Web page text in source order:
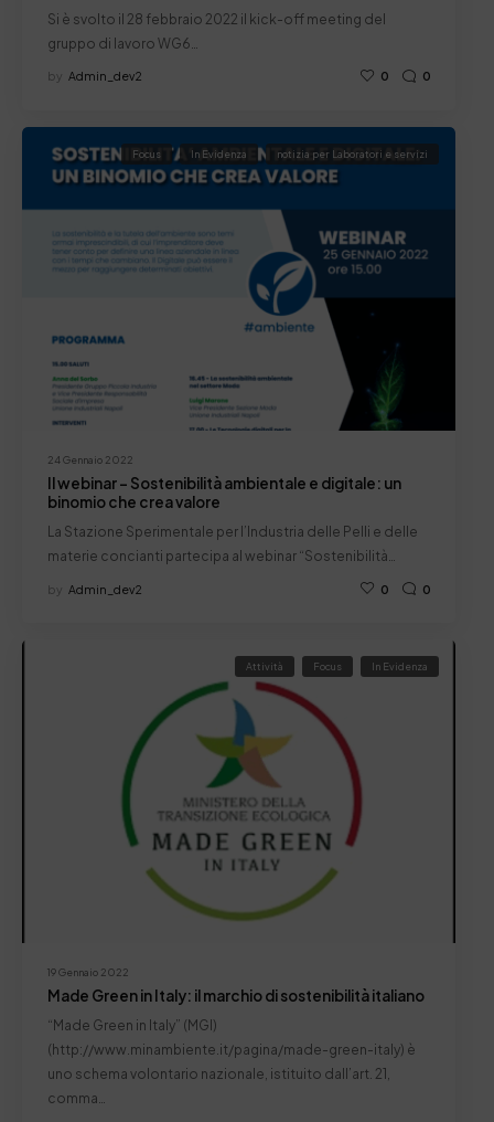
Si è svolto il 28 febbraio 2022 il kick-off meeting del
gruppo di lavoro WG6…
by Admin_dev2 0 0
24 Gennaio 2022
Focus In Evidenza notizia per Laboratori e servizi
Il webinar – Sostenibilità ambientale e digitale: un
binomio che crea valore
La Stazione Sperimentale per l’Industria delle Pelli e delle
materie concianti partecipa al webinar “Sostenibilità…
by Admin_dev2 0 0
19 Gennaio 2022
Attività Focus In Evidenza
Made Green in Italy: il marchio di sostenibilità italiano
“Made Green in Italy” (MGI)
(http://www.minambiente.it/pagina/made-green-italy) è
uno schema volontario nazionale, istituito dall’art. 21,
comma…